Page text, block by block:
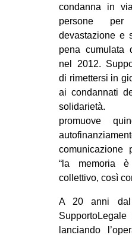
condanna in
persone
devastazione e
pena cumulata
nel 2012.
di rimettersi in
ai condannati
solidarietà.
promuove
comunicazione
“la memoria
collettivo, così
A 20 anni
lanciando